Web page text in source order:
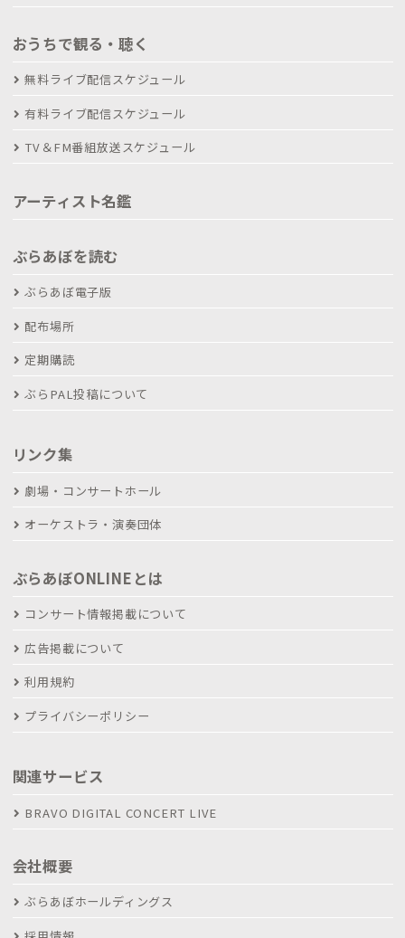
おうちで観る・聴く
無料ライブ配信スケジュール
有料ライブ配信スケジュール
TV＆FM番組放送スケジュール
アーティスト名鑑
ぶらあぼを読む
ぶらあぼ電子版
配布場所
定期購読
ぶらPAL投稿について
リンク集
劇場・コンサートホール
オーケストラ・演奏団体
ぶらあぼONLINEとは
コンサート情報掲載について
広告掲載について
利用規約
プライバシーポリシー
関連サービス
BRAVO DIGITAL CONCERT LIVE
会社概要
ぶらあぼホールディングス